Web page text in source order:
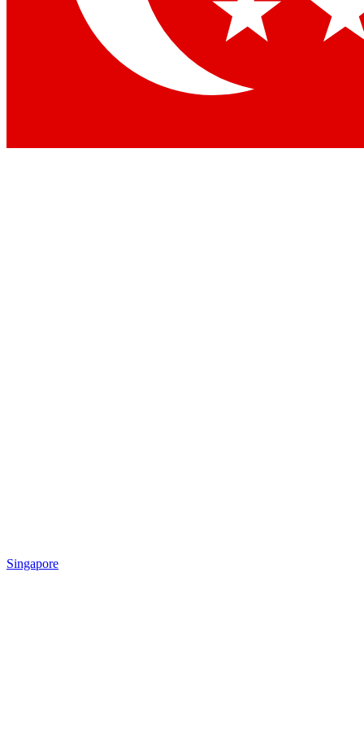
Singapore